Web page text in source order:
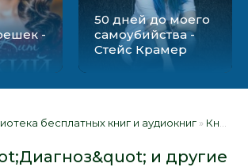
-
50 дней до моего
самоубийства -
Стейс Крамер
бесплатных книг и аудиокниг » Книги
и другие